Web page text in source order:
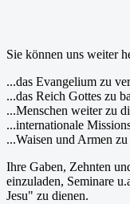
Sie können uns weiter
...das Evangelium zu
...das Reich Gottes zu
...Menschen weiter zu
...internationale
...Waisen und Armen
Ihre Gaben, Zehnten
einzuladen, Seminare
Jesu" zu dienen.